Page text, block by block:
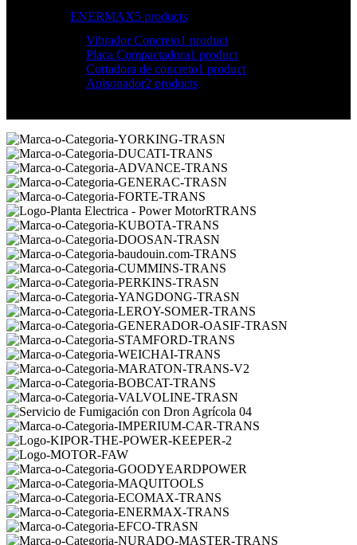
ENERMAX5 products
Vibrador Concreto1 product
Placa Compactadora1 product
Cortadora de concreto1 product
Apisonador2 products